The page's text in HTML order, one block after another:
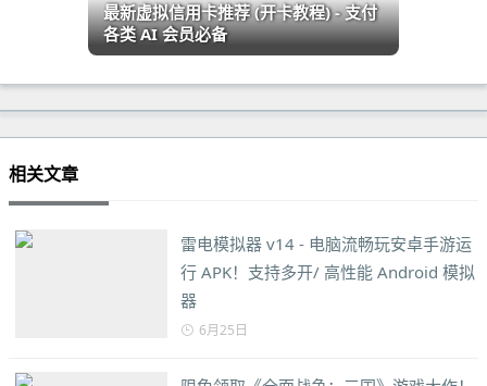
最新虚拟信用卡推荐 (开卡教程) - 支付
各类 AI 会员必备
相关文章
雷电模拟器 v14 - 电脑流畅玩安卓手游运
行 APK！支持多开/ 高性能 Android 模拟
器
6月25日